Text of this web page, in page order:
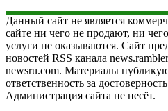
Данный сайт не является
сайте ни чего не продают, ни
услуги не оказываются. Сайт
новостей RSS канала
newsru.com. Материалы
ответственность за
Администрация сайта не несёт.